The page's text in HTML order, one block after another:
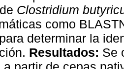
Clostridium
como
determinar la
Resultados: Se